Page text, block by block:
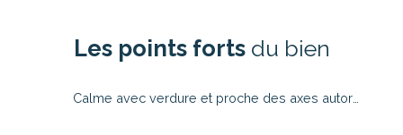
Les points fortsdu bien